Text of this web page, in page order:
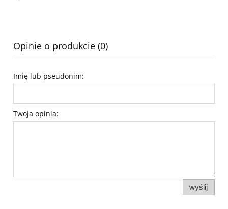
Opinie o produkcie (0)
Imię lub pseudonim:
Twoja opinia:
wyślij